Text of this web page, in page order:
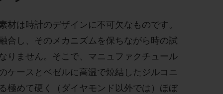
材は時計のデザインに不可欠なものです。
合し、そのメカニズムを保ちながら時の試
りません。そこで、マニュファクチュール
ケースとベゼルに高温で焼結したジルコニ
極めて硬く（ダイヤモンド以外では）ほぼ